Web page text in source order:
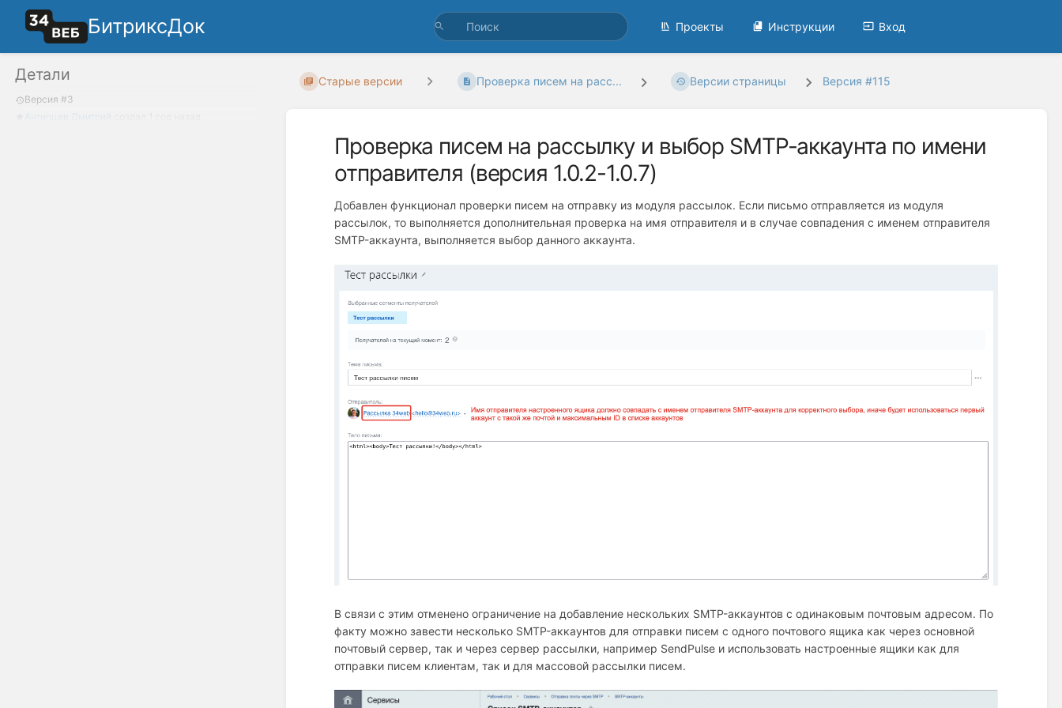
БитриксДок Проекты Инструкции Вход
Детали
Версия #3
Антипцев Дмитрий
Старые версии Проверка писем на расс... Версии страницы Версия #115
Проверка писем на рассылку и выбор SMTP-аккаунта по имени
отправителя (версия 1.0.2-1.0.7)
Добавлен функционал проверки писем на отправку из модуля рассылок. Если письмо отправляется из модуля
рассылок, то выполняется дополнительная проверка на имя отправителя и в случае совпадения с именем отправителя
SMTP-аккаунта, выполняется выбор данного аккаунта.
В связи с этим отменено ограничение на добавление нескольких SMTP-аккаунтов с одинаковым почтовым адресом. По
факту можно завести несколько SMTP-аккаунтов для отправки писем с одного почтового ящика как через основной
почтовый сервер, так и через сервер рассылки, например SendPulse и использовать настроенные ящики как для
отправки писем клиентам, так и для массовой рассылки писем.